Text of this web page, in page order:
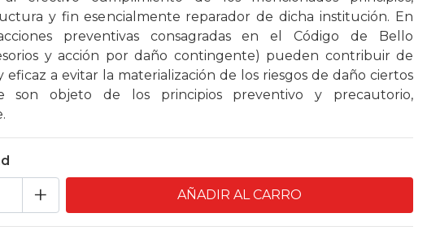
y fin esencialmente reparador de dicha institución. En
preventivas consagradas en el Código de Bello
y acción por daño contingente) pueden contribuir de
a evitar la materialización de los riesgos de daño ciertos
son objeto de los principios preventivo y precautorio,
+